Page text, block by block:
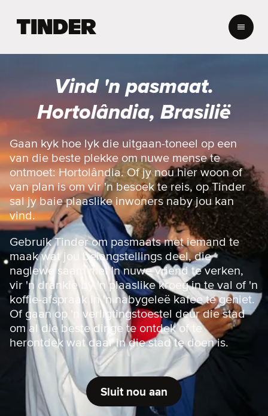
t
i
s
b
l
a
d
Vind 'n pasmaat.
Hortolândia, Brasilië
Gaan kyk hoe lyk die uitgaan-toneel op een
van die beste plekke om nuwe mense te
ontmoet: Hortolândia. Of jy nou hier woon of
van plan is om vir 'n besoek te reis, op Tinder
sal jy baie plaaslike inwoners naby jou kan
vind.
Gebruik Tinder om pasmaats met iemand te
maak wat jou belangstellings deel, die
naglewe saam met 'n nuwe vriend te verken,
vir 'n drankie by 'n plaaslike kroeg in te val of 'n
koffie-afspraak in 'n nabygeleë kafee te geniet.
Of gaan op 'n verligtingstoestel deur die stad
om al die beste dinge te ontdek of te
herontdek wat daar in die stad te doen is.
Sluit nou aan